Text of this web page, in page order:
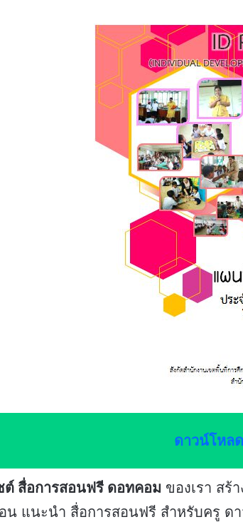
ดาวน์โหล
ต์ สื่อการสอนฟรี ดอทคอม ของเรา สร้
น แนะนำ สื่อการสอนฟรี สำหรับครู ด